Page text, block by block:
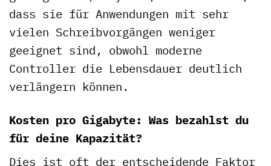
dass sie für Anwendungen mit sehr
vielen Schreibvorgängen weniger
geeignet sind, obwohl moderne
Controller die Lebensdauer deutlich
verlängern können.
Kosten pro Gigabyte: Was bezahlst du
für deine Kapazität?
Dies ist oft der entscheidende Faktor